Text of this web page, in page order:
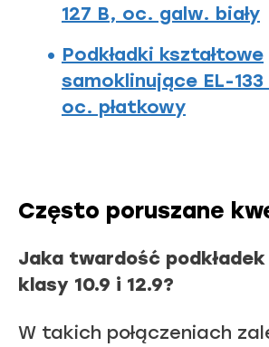
127 B, oc. galw. biały
Podkładki kształtowe
samoklinujące EL-
oc. płatkowy
Często poruszane
Jaka twardość
klasy 10.9 i 12.9?
W takich połączeniach